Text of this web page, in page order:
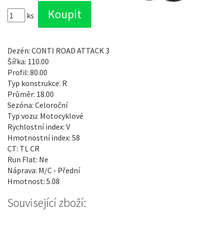
ks
Dezén: CONTI ROAD ATTACK 3
Šířka: 110.00
Profil: 80.00
Typ konstrukce: R
Průměr: 18.00
Sezóna: Celoroční
Typ vozu: Motocyklové
Rychlostní index: V
Hmotnostní index: 58
CT: TL CR
Run Flat: Ne
Náprava: M/C - Přední
Hmotnost: 5.08
Související zboží: